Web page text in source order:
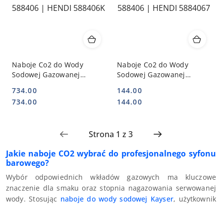
Naboje Co2 do Wody
Sodowej Gazowanej
588406 | HENDI 588406K
Cena:
734.00
Cena:
734.00
Naboje Co2 do Wody
Sodowej Gazowanej
588406 | HENDI 5884067
Cena:
144.00
Cena:
144.00
Jakie naboje CO2 wybrać do profesjonalnego syfonu
barowego?
Wybór odpowiednich wkładów gazowych ma kluczowe
znaczenie dla smaku oraz stopnia nagazowania serwowanej
wody. Stosując naboje do wody sodowej Kayser, użytkownik